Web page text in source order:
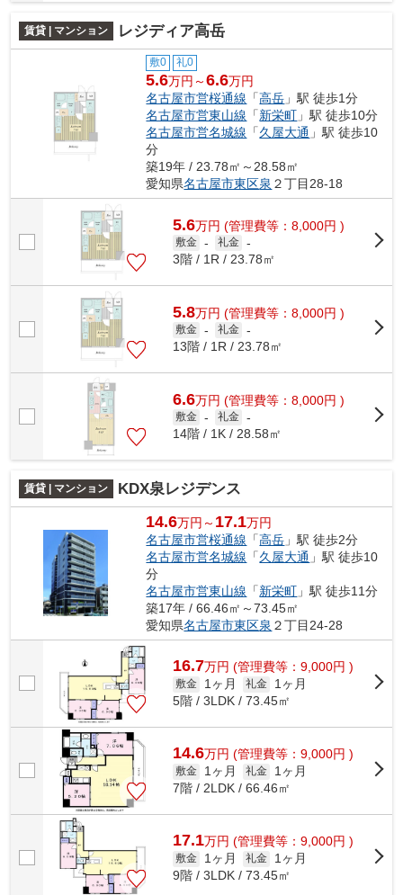
賃貸 | マンション レジディア高岳
敷0 礼0
5.6万円～6.6万円
名古屋市営桜通線 「高岳 」駅 徒歩1分
名古屋市営東山線 「新栄町 」駅 徒歩10分
名古屋市営名城線 「久屋大通 」駅 徒歩10
分
築19年 / 23.78㎡～28.58㎡
愛知県名古屋市東区泉 ２丁目28-18
5.6万円 (管理費等：8,000円 )
敷金 - 礼金 -
3階 / 1R / 23.78㎡
5.8万円 (管理費等：8,000円 )
敷金 - 礼金 -
13階 / 1R / 23.78㎡
6.6万円 (管理費等：8,000円 )
敷金 - 礼金 -
14階 / 1K / 28.58㎡
賃貸 | マンション KDX泉レジデンス
14.6万円～ 17.1万円
名古屋市営桜通線 「高岳 」駅 徒歩2分
名古屋市営名城線 「久屋大通 」駅 徒歩10
分
名古屋市営東山線 「新栄町 」駅 徒歩11分
築17年 / 66.46㎡～73.45㎡
愛知県名古屋市東区泉 ２丁目24-28
16.7万円 (管理費等：9,000円 )
敷金 1ヶ月 礼金
1ヶ月
5階 / 3LDK / 73.45㎡
14.6万円 (管理費等：9,000円 )
敷金 1ヶ月 礼金
1ヶ月
7階 / 2LDK / 66.46㎡
17.1万円 (管理費等：9,000円 )
敷金 1ヶ月 礼金
1ヶ月
9階 / 3LDK / 73.45㎡